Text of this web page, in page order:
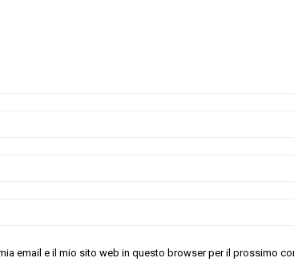
email e il mio sito web in questo browser per il prossimo